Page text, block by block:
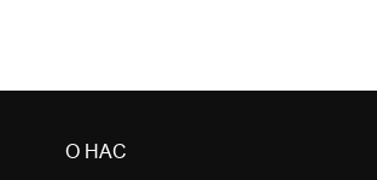
О НАС